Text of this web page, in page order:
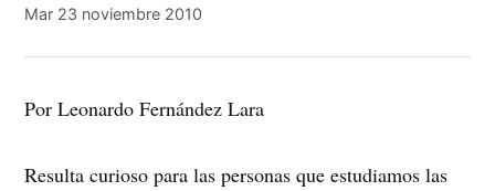
Mar 23 noviembre 2010
Por Leonardo Fernández Lara
Resulta curioso para las personas que estudiamos las